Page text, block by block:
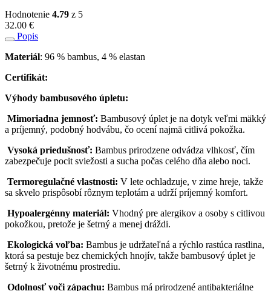
Hodnotenie 4.79 z 5
32.00 €
Popis
Materiál: 96 % bambus, 4 % elastan
Certifikát:
Výhody bambusového úpletu:
Mimoriadna jemnosť: Bambusový úplet je na dotyk veľmi mäkký
a príjemný, podobný hodvábu, čo ocení najmä citlivá pokožka.
Vysoká priedušnosť: Bambus prirodzene odvádza vlhkosť, čím
zabezpečuje pocit sviežosti a sucha počas celého dňa alebo noci.
Termoregulačné vlastnosti: V lete ochladzuje, v zime hreje, takže
sa skvelo prispôsobí rôznym teplotám a udrží príjemný komfort.
Hypoalergénny materiál: Vhodný pre alergikov a osoby s citlivou
pokožkou, pretože je šetrný a menej dráždi.
Ekologická voľba: Bambus je udržateľná a rýchlo rastúca rastlina,
ktorá sa pestuje bez chemických hnojív, takže bambusový úplet je
šetrný k životnému prostrediu.
Odolnosť voči zápachu: Bambus má prirodzené antibakteriálne